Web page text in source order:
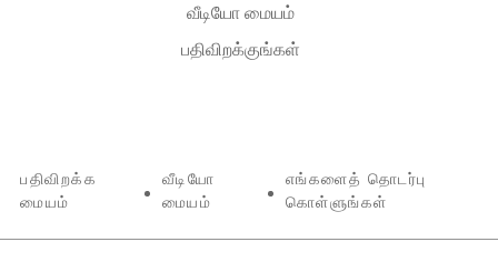
வீடியோ மையம்
பதிவிறக்குங்கள்
பதிவிறக்க
மையம்
வீடியோ
மையம்
எங்களைத் தொடர்பு
கொள்ளுங்கள்